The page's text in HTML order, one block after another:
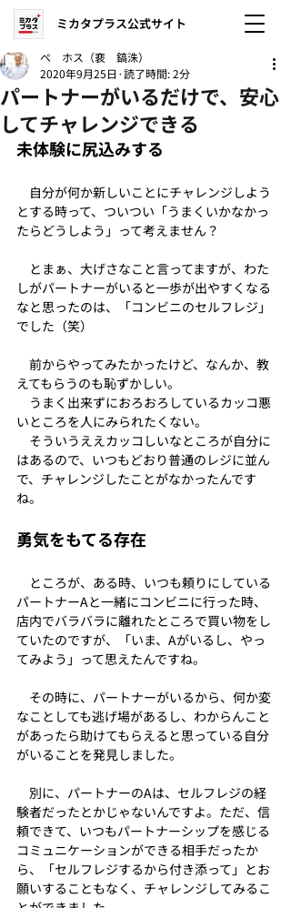
ミカタプラス公式サイト
パートナーがいるだけで、安心
してチャレンジできる
ぺ ホス（裵 鎬洙）
2020年9月25日 読了時間: 2分
未体験に尻込みする
自分が何か新しいことにチャレンジしよう
とする時って、ついつい「うまくいかなかっ
たらどうしよう」って考えません？
とまぁ、大げさなこと言ってますが、わた
しがパートナーがいると一歩が出やすくなる
なと思ったのは、「コンビニのセルフレジ」
でした（笑）
前からやってみたかったけど、なんか、教
えてもらうのも恥ずかしい。
うまく出来ずにおろおろしているカッコ悪
いところを人にみられたくない。
そういうええカッコしいなところが自分に
はあるので、いつもどおり普通のレジに並ん
で、チャレンジしたことがなかったんです
ね。
勇気をもてる存在
ところが、ある時、いつも頼りにしている
パートナーAと一緒にコンビニに行った時、
店内でバラバラに離れたところで買い物をし
ていたのですが、「いま、Aがいるし、やっ
てみよう」って思えたんですね。
その時に、パートナーがいるから、何か変
なことしても逃げ場があるし、わからんこと
があったら助けてもらえると思っている自分
がいることを発見しました。
別に、パートナーのAは、セルフレジの経
験者だったとかじゃないんですよ。ただ、信
頼できて、いつもパートナーシップを感じる
コミュニケーションができる相手だったか
ら、「セルフレジするから付き添って」とお
願いすることもなく、チャレンジしてみるこ